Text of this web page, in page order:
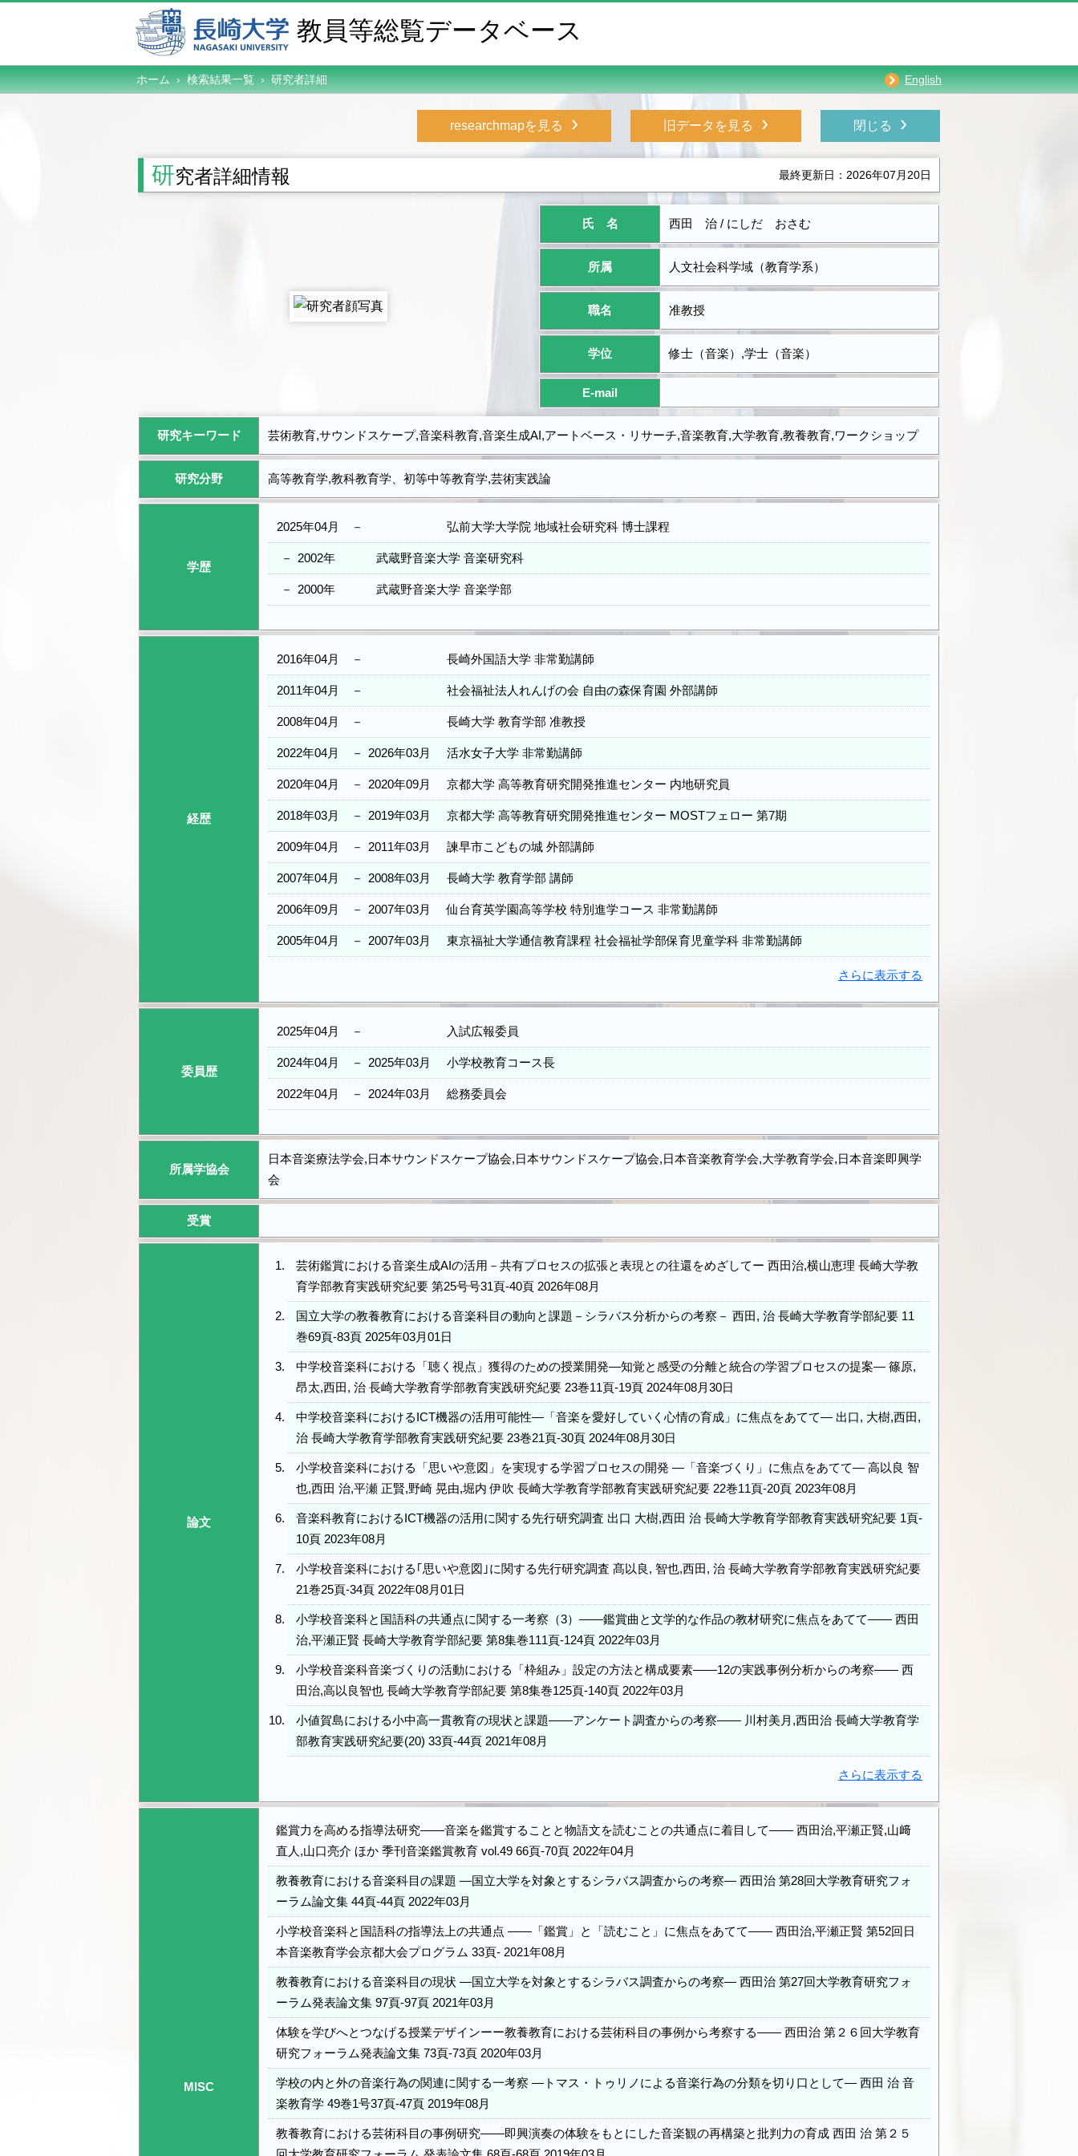
教員等総覧データベース
ホーム › 検索結果一覧 ›研究者詳細 English
researchmapを見る › 旧データを見る › 閉じる ›
研究者詳細情報 最終更新日：2026年07月20日
氏 名 西田 治 / にしだ おさむ
所属 人文社会科学域（教育学系）
職名 准教授
学位 修士（音楽）,学士（音楽）
E-mail
研究キーワード 芸術教育,サウンドスケープ,音楽科教育,音楽生成AI,アートベース・リサーチ,音楽教育,大学教育,教養教育,ワークショップ
研究分野 高等教育学,教科教育学、初等中等教育学,芸術実践論
学歴
2025年04月 － 弘前大学大学院 地域社会研究科 博士課程
－ 2002年 武蔵野音楽大学 音楽研究科
－ 2000年 武蔵野音楽大学 音楽学部
経歴
2016年04月 － 長崎外国語大学 非常勤講師
2011年04月 － 社会福祉法人れんげの会 自由の森保育園 外部講師
2008年04月 － 長崎大学 教育学部 准教授
2022年04月 － 2026年03月 活水女子大学 非常勤講師
2020年04月 － 2020年09月 京都大学 高等教育研究開発推進センター 内地研究員
2018年03月 － 2019年03月 京都大学 高等教育研究開発推進センター MOSTフェロー 第7期
2009年04月 － 2011年03月 諫早市こどもの城 外部講師
2007年04月 － 2008年03月 長崎大学 教育学部 講師
2006年09月 － 2007年03月 仙台育英学園高等学校 特別進学コース 非常勤講師
2005年04月 － 2007年03月 東京福祉大学通信教育課程 社会福祉学部保育児童学科 非常勤講師
さらに表示する
委員歴
2025年04月 － 入試広報委員
2024年04月 － 2025年03月 小学校教育コース長
2022年04月 － 2024年03月 総務委員会
所属学協会
日本音楽療法学会,日本サウンドスケープ協会,日本サウンドスケープ協会,日本音楽教育学会,大学教育学会,日本音楽即興学
会
受賞
論文
芸術鑑賞における音楽生成AIの活用－共有プロセスの拡張と表現との往還をめざしてー 西田治,横山恵理 長崎大学教
育学部教育実践研究紀要 第25号号31頁-40頁 2026年08月
国立大学の教養教育における音楽科目の動向と課題－シラバス分析からの考察－ 西田, 治 長崎大学教育学部紀要 11
巻69頁-83頁 2025年03月01日
中学校音楽科における「聴く視点」獲得のための授業開発―知覚と感受の分離と統合の学習プロセスの提案― 篠原,
昂太,西田, 治 長崎大学教育学部教育実践研究紀要 23巻11頁-19頁 2024年08月30日
中学校音楽科におけるICT機器の活用可能性―「音楽を愛好していく心情の育成」に焦点をあてて― 出口, 大樹,西田,
治 長崎大学教育学部教育実践研究紀要 23巻21頁-30頁 2024年08月30日
小学校音楽科における「思いや意図」を実現する学習プロセスの開発 ―「音楽づくり」に焦点をあてて― 高以良 智
也,西田 治,平瀬 正賢,野崎 晃由,堀内 伊吹 長崎大学教育学部教育実践研究紀要 22巻11頁-20頁 2023年08月
音楽科教育におけるICT機器の活用に関する先行研究調査 出口 大樹,西田 治 長崎大学教育学部教育実践研究紀要 1頁-
10頁 2023年08月
小学校音楽科における｢思いや意図｣に関する先行研究調査 髙以良, 智也,西田, 治 長崎大学教育学部教育実践研究紀要
21巻25頁-34頁 2022年08月01日
小学校音楽科と国語科の共通点に関する一考察（3）――鑑賞曲と文学的な作品の教材研究に焦点をあてて―― 西田
治,平瀬正賢 長崎大学教育学部紀要 第8集巻111頁-124頁 2022年03月
小学校音楽科音楽づくりの活動における「枠組み」設定の方法と構成要素――12の実践事例分析からの考察―― 西
田治,高以良智也 長崎大学教育学部紀要 第8集巻125頁-140頁 2022年03月
小値賀島における小中高一貫教育の現状と課題――アンケート調査からの考察―― 川村美月,西田治 長崎大学教育学
部教育実践研究紀要(20) 33頁-44頁 2021年08月
さらに表示する
MISC
鑑賞力を高める指導法研究――音楽を鑑賞することと物語文を読むことの共通点に着目して―― 西田治,平瀬正賢,山﨑
直人,山口亮介 ほか 季刊音楽鑑賞教育 vol.49 66頁-70頁 2022年04月
教養教育における音楽科目の課題 ―国立大学を対象とするシラバス調査からの考察― 西田治 第28回大学教育研究フォ
ーラム論文集 44頁-44頁 2022年03月
小学校音楽科と国語科の指導法上の共通点 ――「鑑賞」と「読むこと」に焦点をあてて―― 西田治,平瀬正賢 第52回日
本音楽教育学会京都大会プログラム 33頁- 2021年08月
教養教育における音楽科目の現状 ―国立大学を対象とするシラバス調査からの考察― 西田治 第27回大学教育研究フォ
ーラム発表論文集 97頁-97頁 2021年03月
体験を学びへとつなげる授業デザインーー教養教育における芸術科目の事例から考察する―― 西田治 第２６回大学教育
研究フォーラム発表論文集 73頁-73頁 2020年03月
学校の内と外の音楽行為の関連に関する一考察 ―トマス・トゥリノによる音楽行為の分類を切り口として― 西田 治 音
楽教育学 49巻1号37頁-47頁 2019年08月
教養教育における芸術科目の事例研究――即興演奏の体験をもとにした音楽観の再構築と批判力の育成 西田 治 第２５